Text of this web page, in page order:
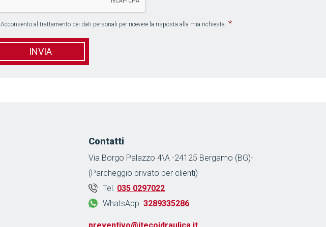
Acconsento al trattamento dei dati personali per ricevere la risposta alla mia richiesta. *
Contatti
Via Borgo Palazzo 4\A -24125 Bergamo (BG)-
(Parcheggio privato per clienti)
Tel. 035 0297022
WhatsApp. 3289335286